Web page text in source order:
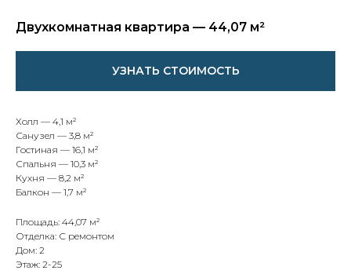
Двухкомнатная квартира — 44,07 м²
УЗНАТЬ СТОИМОСТЬ
Холл — 4,1 м²
Санузел — 3,8 м²
Гостиная — 16,1 м²
Спальня — 10,3 м²
Кухня — 8,2 м²
Балкон — 1,7 м²
Площадь: 44,07 м²
Отделка: С ремонтом
Дом: 2
Этаж: 2-25